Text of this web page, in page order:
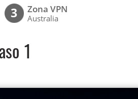
3 Zona VPN
Australia
1